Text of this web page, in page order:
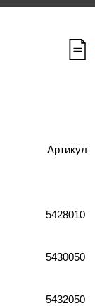
Артикул
5428010
5430050
5432050